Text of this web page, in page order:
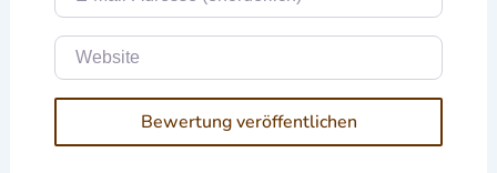
Website